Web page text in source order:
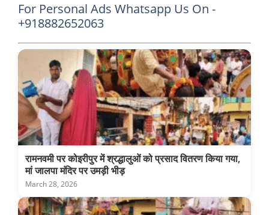
For Personal Ads Whatsapp Us On -
+918882652063
रामनवमी पर कोइरीपुर में श्रद्धालुओं को प्रसाद वितरण किया गया,
मां जालपा मंदिर पर उमड़ी भीड़
March 28, 2026